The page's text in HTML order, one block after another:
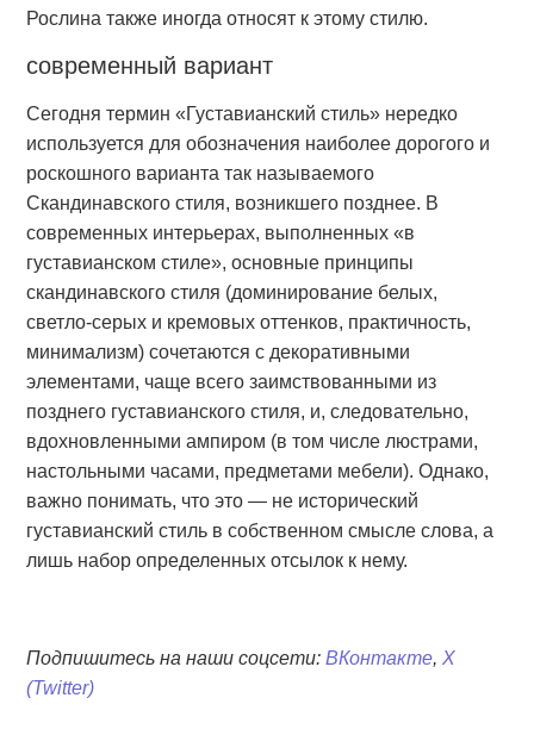
Рослина также иногда относят к этому стилю.
современный вариант
Сегодня термин «Густавианский стиль» нередко
используется для обозначения наиболее дорогого и
роскошного варианта так называемого
Скандинавского стиля, возникшего позднее. В
современных интерьерах, выполненных «в
густавианском стиле», основные принципы
скандинавского стиля (доминирование белых,
светло-серых и кремовых оттенков, практичность,
минимализм) сочетаются с декоративными
элементами, чаще всего заимствованными из
позднего густавианского стиля, и, следовательно,
вдохновленными ампиром (в том числе люстрами,
настольными часами, предметами мебели). Однако,
важно понимать, что это — не исторический
густавианский стиль в собственном смысле слова, а
лишь набор определенных отсылок к нему.
Подпишитесь на наши соцсети:ВКонтакте,X
(Twitter)